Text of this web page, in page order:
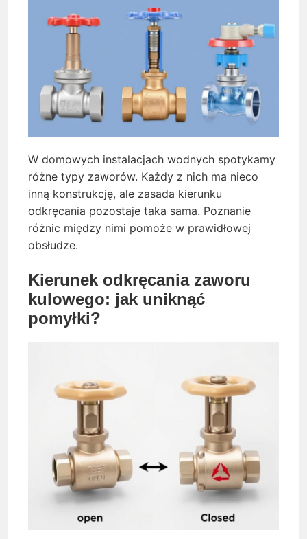
W domowych instalacjach wodnych spotykamy
różne typy zaworów. Każdy z nich ma nieco
inną konstrukcję, ale zasada kierunku
odkręcania pozostaje taka sama. Poznanie
różnic między nimi pomoże w prawidłowej
obsłudze.
Kierunek odkręcania zaworu
kulowego: jak uniknąć
pomyłki?